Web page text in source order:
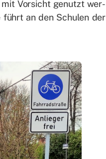
mit Vor­sicht ge­nutzt wer­
an den Schu­len der